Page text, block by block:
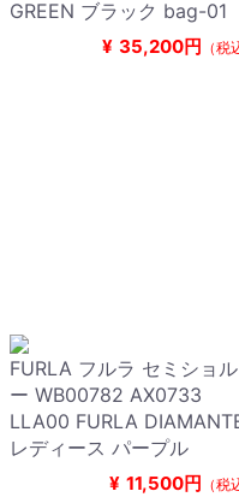
GREEN ブラック bag-01
¥ 35,200円 （税
FURLA フルラ セミショ
ー WB00782 AX0733
LLA00 FURLA
レディース パープル
¥ 11,500円 （税